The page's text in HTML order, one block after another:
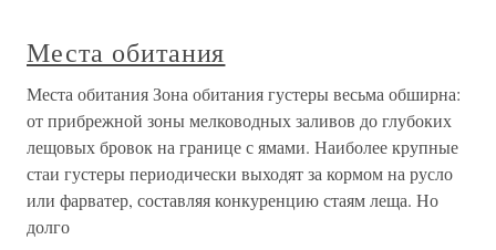
Места обитания
Места обитания Зона обитания густеры весьма обширна:
от прибрежной зоны мелководных заливов до глубоких
лещовых бровок на границе с ямами. Наиболее крупные
стаи густеры периодически выходят за кормом на русло
или фарватер, составляя конкуренцию стаям леща. Но
долго